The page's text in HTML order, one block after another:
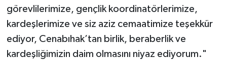
görevlilerimize, gençlik koordinatörlerimize,
kardeşlerimize ve siz aziz cemaatimize teşekkür
ediyor, Cenabıhak’tan birlik, beraberlik ve
kardeşliğimizin daim olmasını niyaz ediyorum."
Eskişehir Müftülüğü
Gaziantep Müftülüğü
Giresun Müftülüğü